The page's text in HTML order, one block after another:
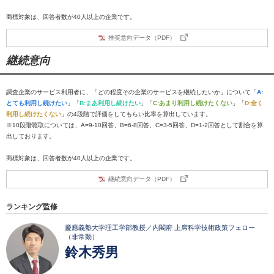
商標対象は、回答者数が40人以上の企業です。
推奨意向データ（PDF）
継続意向
調査企業のサービス利用者に、「どの程度その企業のサービスを継続したいか」について「A:
とても利用し続けたい 」「B:まあ利用し続けたい 」「C:あまり利用し続けたくない 」「D:全く
利用し続けたくない 」の4段階で評価をしてもらい比率を算出しています。
※10段階聴取については、A=9-10回答、B=6-8回答、C=3-5回答、D=1-2回答として割合を算
出しております。
商標対象は、回答者数が40人以上の企業です。
継続意向データ（PDF）
ランキング監修
慶應義塾大学理工学部教授／内閣府 上席科学技術政策フェロー
（非常勤）
鈴木秀男